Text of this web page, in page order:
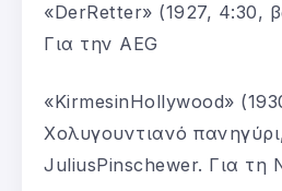
«DerRetter» (1927, 4:30,
Για την AEG
«KirmesinHollywood»
Χολυγουντιανό
JuliusPinschewer. Για τη